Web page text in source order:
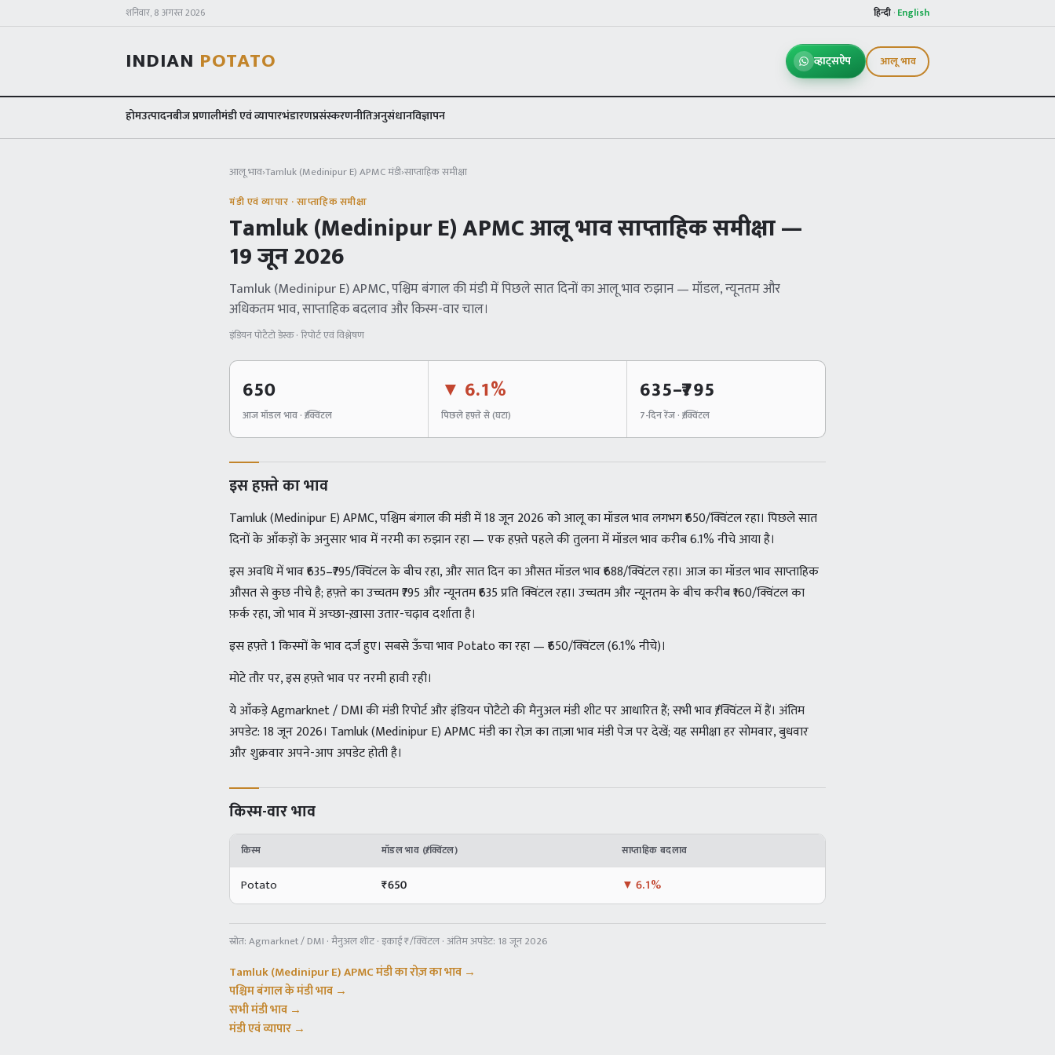
शनिवार, 8 अगस्त 2026 हिन्दी · English
INDIAN POTATO व्हाट्सऐप आलू भाव
होमउत्पादनबीज प्रणालीमंडी एवं व्यापारभंडारणप्रसंस्करणनीतिअनुसंधानविज्ञापन
आलू भाव›Tamluk (Medinipur E) APMCमंडी›साप्ताहिक समीक्षा
मंडी एवं व्यापार · साप्ताहिक समीक्षा
Tamluk (Medinipur E) APMCआलू भाव साप्ताहिक समीक्षा —
19 जून 2026
Tamluk (Medinipur E) APMC, पश्चिम बंगालकी मंडी में पिछले सात दिनों का आलू भाव रुझान — मॉडल, न्यूनतम और
अधिकतम भाव, साप्ताहिक बदलाव और किस्म-वार चाल।
इंडियन पोटैटो डेस्क · रिपोर्ट एवं विश्लेषण
650
आज मॉडल भाव · ₹/क्विंटल
▼ 6.1%
पिछले हफ़्ते से (घटा)
635–₹795
7-दिन रेंज · ₹/क्विंटल
इस हफ़्ते का भाव
Tamluk (Medinipur E) APMC, पश्चिम बंगाल की मंडी में 18 जून 2026 को आलू का मॉडल भाव लगभग ₹650/क्विंटल रहा। पिछले सात
दिनों के आँकड़ों के अनुसार भाव में नरमी का रुझान रहा — एक हफ़्ते पहले की तुलना में मॉडल भाव करीब 6.1% नीचे आया है।
इस अवधि में भाव ₹635–₹795/क्विंटल के बीच रहा, और सात दिन का औसत मॉडल भाव ₹688/क्विंटल रहा। आज का मॉडल भाव साप्ताहिक
औसत से कुछ नीचे है; हफ़्ते का उच्चतम ₹795 और न्यूनतम ₹635 प्रति क्विंटल रहा। उच्चतम और न्यूनतम के बीच करीब ₹160/क्विंटल का
फ़र्क रहा, जो भाव में अच्छा-ख़ासा उतार-चढ़ाव दर्शाता है।
इस हफ़्ते 1 किस्मों के भाव दर्ज हुए। सबसे ऊँचा भाव Potato का रहा — ₹650/क्विंटल (6.1% नीचे)।
मोटे तौर पर, इस हफ़्ते भाव पर नरमी हावी रही।
ये आँकड़े Agmarknet / DMI की मंडी रिपोर्ट और इंडियन पोटैटो की मैनुअल मंडी शीट पर आधारित हैं; सभी भाव ₹/क्विंटल में हैं। अंतिम
अपडेट: 18 जून 2026। Tamluk (Medinipur E) APMC मंडी का रोज़ का ताज़ा भाव मंडी पेज पर देखें; यह समीक्षा हर सोमवार, बुधवार
और शुक्रवार अपने-आप अपडेट होती है।
किस्म-वार भाव
किस्म मॉडल भाव (₹/क्विंटल) साप्ताहिक बदलाव
Potato ₹650 ▼ 6.1%
स्रोत:Agmarknet / DMI · मैनुअल शीट· इकाई ₹/क्विंटल · अंतिम अपडेट: 18 जून 2026
Tamluk (Medinipur E) APMCमंडी का रोज़ का भाव →
पश्चिम बंगालके मंडी भाव →
सभी मंडी भाव →
मंडी एवं व्यापार →